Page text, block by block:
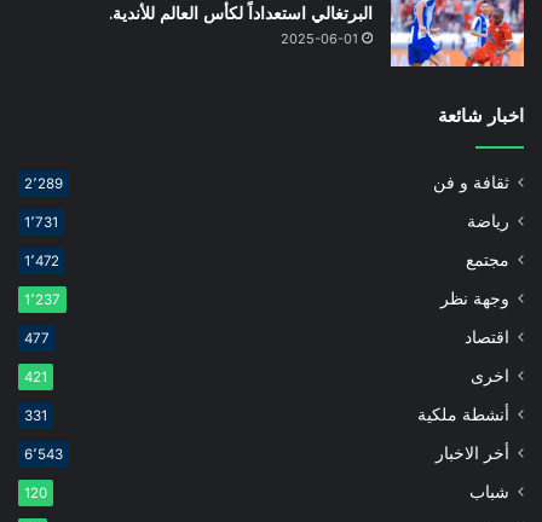
البرتغالي استعداداً لكأس العالم للأندية.
2025-06-01
اخبار شائعة
ثقافة و فن 2٬289
رياضة 1٬731
مجتمع 1٬472
وجهة نظر 1٬237
اقتصاد 477
اخرى 421
أنشطة ملكية 331
أخر الاخبار 6٬543
شباب 120